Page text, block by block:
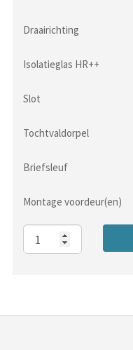
Draairichting
Isolatieglas HR++
Slot
Tochtvaldorpel
Briefsleuf
Montage voordeur(en)
Aantal